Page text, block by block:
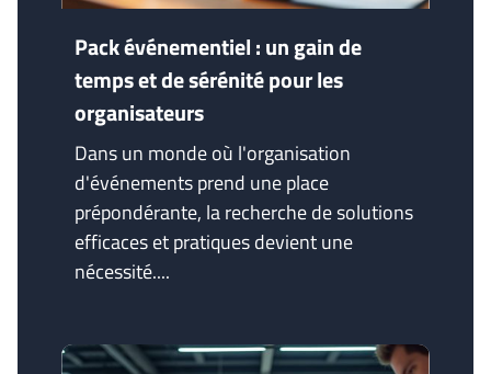
Pack événementiel : un gain de
temps et de sérénité pour les
organisateurs
Dans un monde où l'organisation
d'événements prend une place
prépondérante, la recherche de solutions
efficaces et pratiques devient une
nécessité....